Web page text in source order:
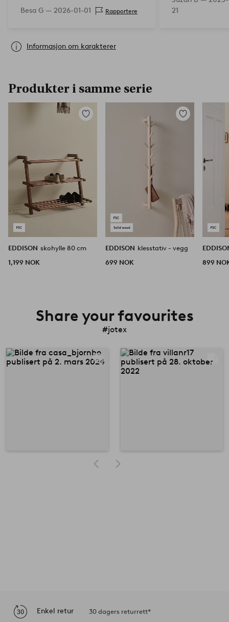
Besa G — 2026-01-01 Rapportere
21
Informasjon om karakterer
Produkter i samme serie
Legg
EDDISON skohylle 80 cm
1,199 NOK
Legg
EDDISON klesstativ - vegg
699 NOK
899
Share your favourites
#jotex
Enkel retur 30 dagers returrett*